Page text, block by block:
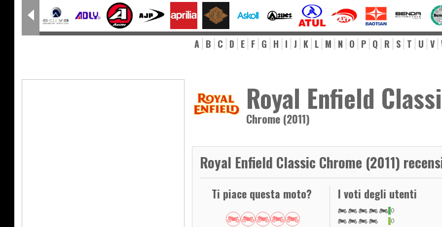
A B C D E F G H I J K L M N O P Q R S T U V
Royal Enfield
Chrome (2011)
Royal Enfield Classic Chrome (2011)
Ti piace questa moto? I voti degli utenti
0
0